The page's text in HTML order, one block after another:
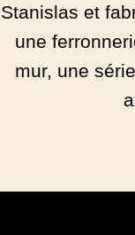
Stanislas et
une
mur, une